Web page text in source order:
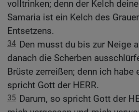
volltrinken; denn der Kelch
Samaria ist ein Kelch des
Entsetzens.
34 Den musst du bis zur Neige
danach die Scherben
Brüste zerreißen; denn ich habe
spricht Gott der HERR.
35 Darum, so spricht Gott der